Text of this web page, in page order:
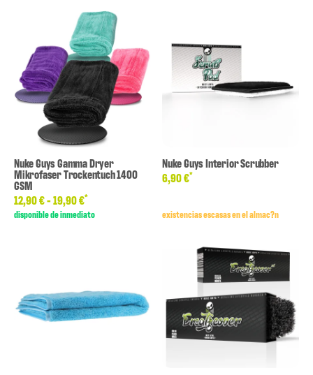
Nuke Guys Gamma Dryer
Mikrofaser Trockentuch 1400
GSM
12,90 € -19,90 €*
disponible de inmediato
Nuke Guys Interior Scrubber
6,90 €*
existencias escasas en el almac?n